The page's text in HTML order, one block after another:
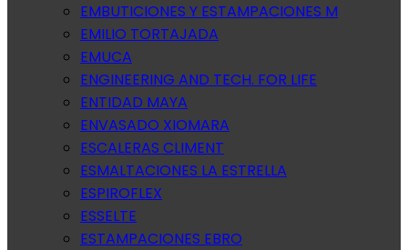
EMBUTICIONES Y ESTAMPACIONES M
EMILIO TORTAJADA
EMUCA
ENGINEERING AND TECH. FOR LIFE
ENTIDAD MAYA
ENVASADO XIOMARA
ESCALERAS CLIMENT
ESMALTACIONES LA ESTRELLA
ESPIROFLEX
ESSELTE
ESTAMPACIONES EBRO